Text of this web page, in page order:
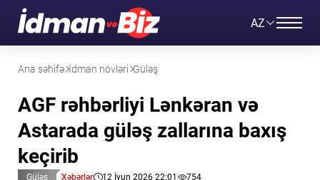
AZ
Ana səhifə İdman növləri Güləş
AGF rəhbərliyi Lənkəran və
Astarada güləş zallarına baxış
keçirib
Güləş Xəbərlər 12 İyun 2026 22:01 754